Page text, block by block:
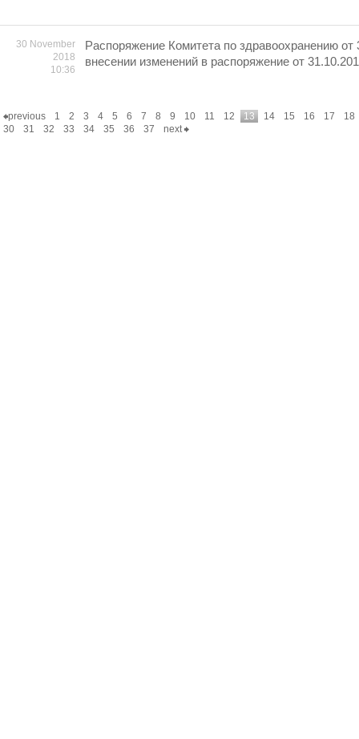
30 November
2018
10:36
Распоряжение Комитета по здравоохранению от
внесении изменений в распоряжение от
previous 1 2 3 4 5 6 7 8 9 10 11 12 13 14 15 16 17
18
30
31 32 33 34 35 36 37 next